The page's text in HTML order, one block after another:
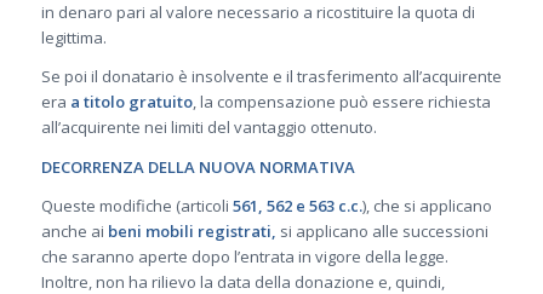
in denaro pari al valore necessario a ricostituire la quota di
legittima.
Se poi il donatario è insolvente e il trasferimento all’acquirente
era a titolo gratuito, la compensazione può essere richiesta
all’acquirente nei limiti del vantaggio ottenuto.
DECORRENZA DELLA NUOVA NORMATIVA
Queste modifiche (articoli 561, 562 e 563 c.c.), che si applicano
anche ai beni mobili registrati, si applicano alle successioni
che saranno aperte dopo l’entrata in vigore della legge.
Inoltre, non ha rilievo la data della donazione e, quindi,